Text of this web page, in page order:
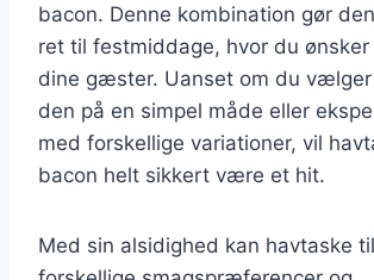
bacon. Denne kombination gør
ret til festmiddage, hvor du ønsker
dine gæster. Uanset om du
den på en simpel måde eller
med forskellige variationer, vil
bacon helt sikkert være et hit.
Med sin alsidighed kan havtaske